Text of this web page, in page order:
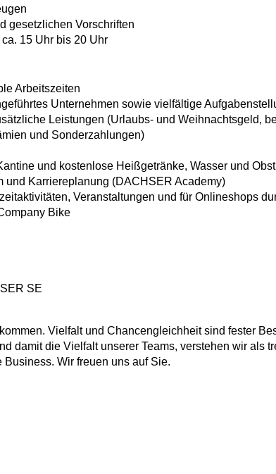
gesetzlichen Vorschriften
15 Uhr bis 20 Uhr
Arbeitszeiten
Unternehmen sowie vielfältige
Leistungen (Urlaubs- und Weihnachtsgeld,
und Sonderzahlungen)
und kostenlose Heißgetränke, Wasser und Obst
und Karriereplanung (DACHSER Academy)
Veranstaltungen und für Onlineshops
Bike
SE
Vielfalt und Chancengleichheit sind fester
damit die Vielfalt unserer Teams, verstehen wir als
Wir freuen uns auf Sie.